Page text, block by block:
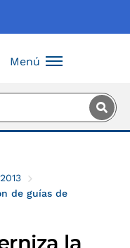
Menú
2013
de guías de
la